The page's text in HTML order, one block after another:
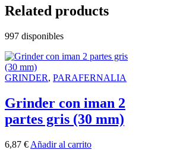
Related products
997 disponibles
GRINDER, PARAFERNALIA
Grinder con iman 2
partes gris (30 mm)
6,87 € Añadir al carrito